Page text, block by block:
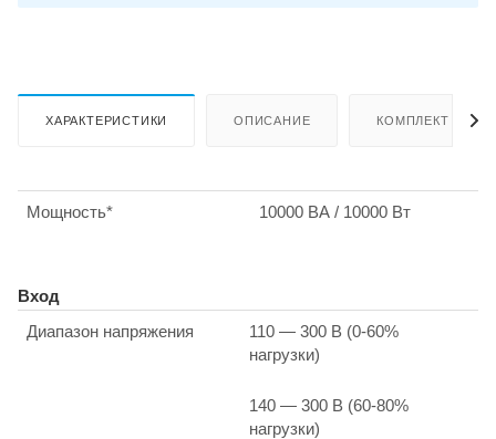
ХАРАКТЕРИСТИКИ ОПИСАНИЕ КОМПЛЕКТ
Мощность* 10000 ВА / 10000 Вт
Вход
Диапазон напряжения
110 — 300 В (0-60%
нагрузки)
140 — 300 В (60-80%
нагрузки)